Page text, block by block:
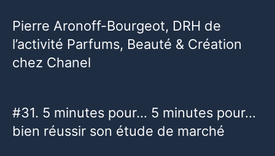
Pierre Aronoff-Bourgeot, DRH de
l’activité Parfums, Beauté & Création
chez Chanel
#31. 5 minutes pour… 5 minutes pour…
bien réussir son étude de marché